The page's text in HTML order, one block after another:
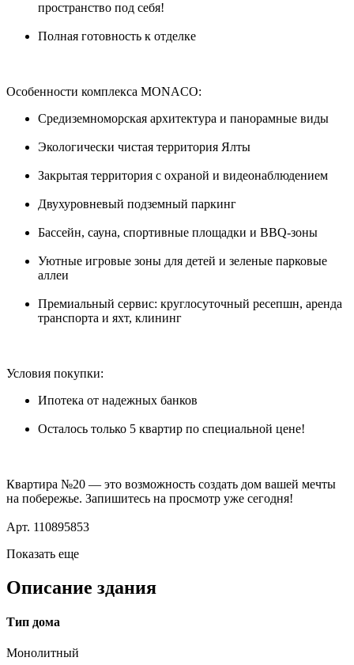
пространство под себя!
Полная готовность к отделке
Особенности комплекса MONACO:
Средиземноморская архитектура и панорамные виды
Экологически чистая территория Ялты
Закрытая территория с охраной и видеонаблюдением
Двухуровневый подземный паркинг
Бассейн, сауна, спортивные площадки и BBQ-зоны
Уютные игровые зоны для детей и зеленые парковые
аллеи
Премиальный сервис: круглосуточный ресепшн, аренда
транспорта и яхт, клининг
Условия покупки:
Ипотека от надежных банков
Осталось только 5 квартир по специальной цене!
Квартира №20 — это возможность создать дом вашей мечты
на побережье. Запишитесь на просмотр уже сегодня!
Арт. 110895853
Показать еще
Описание здания
Тип дома
Монолитный